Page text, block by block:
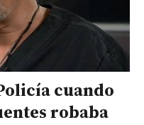
cuando
robaba